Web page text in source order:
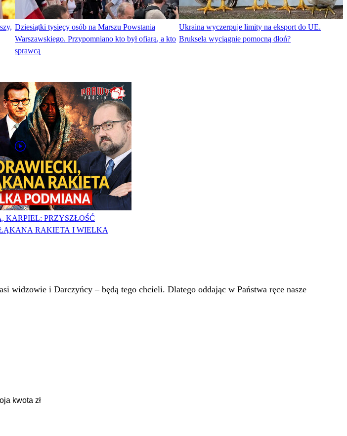
Dziesiątki tysięcy osób na Marszu Powstania
Warszawskiego. Przypomniano kto był ofiarą, a kto
sprawcą
Ukraina wyczerpuje limity na eksport do UE.
Bruksela wyciągnie pomocną dłoń?
KARPIEL: PRZYSZŁOŚĆ
RAKIETA I WIELKA
widzowie i Darczyńcy – będą tego chcieli. Dlatego oddając w Państwa ręce nasze